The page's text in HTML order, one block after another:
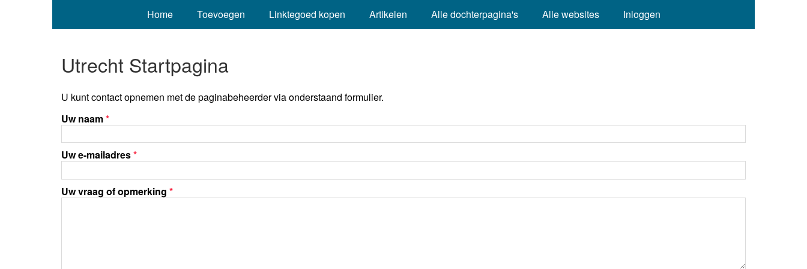
Home Toevoegen Linktegoed kopen Artikelen Alle dochterpagina's Alle websites Inloggen
Utrecht Startpagina
U kunt contact opnemen met de paginabeheerder via onderstaand formulier.
Uw naam*
Uw e-mailadres*
Uw vraag of opmerking *